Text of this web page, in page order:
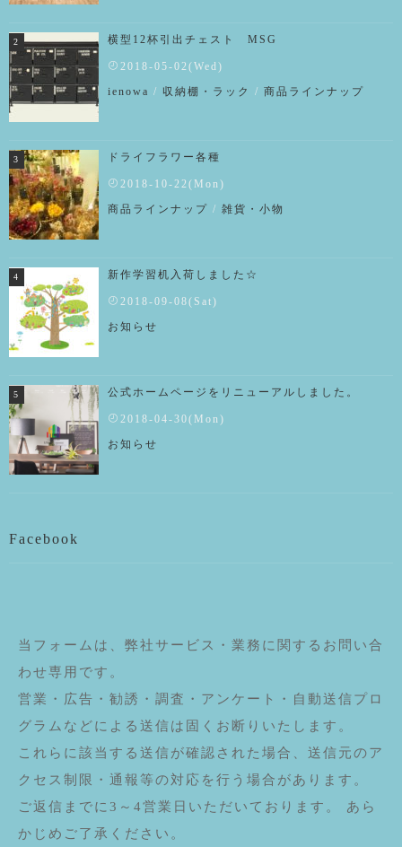
横型12杯引出チェスト MSG
2018-05-02(Wed)
ienowa / 収納棚・ラック / 商品ラインナップ
ドライフラワー各種
2018-10-22(Mon)
商品ラインナップ / 雑貨・小物
新作学習机入荷しました☆
2018-09-08(Sat)
お知らせ
公式ホームページをリニューアルしました。
2018-04-30(Mon)
お知らせ
Facebook
当フォームは、弊社サービス・業務に関するお問い合
わせ専用です。
営業・広告・勧誘・調査・アンケート・自動送信プロ
グラムなどによる送信は固くお断りいたします。
これらに該当する送信が確認された場合、送信元のア
クセス制限・通報等の対応を行う場合があります。
ご返信までに3～4営業日いただいております。 あら
かじめご了承ください。